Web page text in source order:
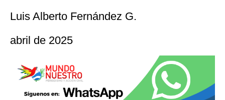
Luis Alberto Fernández G.
abril de 2025